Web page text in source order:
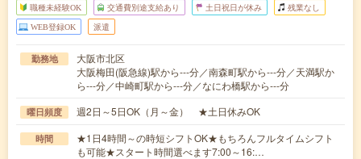
職種未経験OK 交通費別途支給あり 土日祝日が休み 残業なし
WEB登録OK 派遣
勤務地
大阪市北区
大阪梅田(阪急線)駅から---分／南森町駅から---分／天満駅か
ら---分／中崎町駅から---分／なにわ橋駅から---分
曜日頻度 週2日～5日OK（月～金） ★土日休みOK
時間
★1日4時間～の時短シフトOK★もちろんフルタイムシフト
も可能★スタート時間選べます7:00～16:…